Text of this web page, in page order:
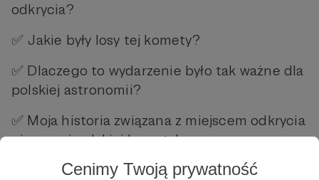
Cenimy Twoją prywatność
odkrycia?
✅ Jakie były losy tej komety?
✅ Dlaczego to wydarzenie było tak ważne dla
polskiej astronomii?
✅ Moja historia związana z miejscem odkrycia
pierwszej polskiej komety!
Zapraszamy w podróż śladami pierwszej